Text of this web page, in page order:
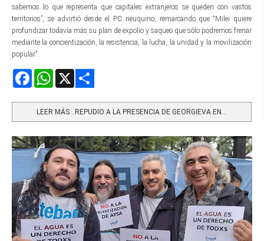
sabemos lo que representa que capitales extranjeros se queden con vastos
territorios”, se advirtió desde el PC neuquino, remarcando que “Milei quiere
profundizar todavía más su plan de expolio y saqueo que sólo podremos frenar
mediante la concientización, la resistencia, la lucha, la unidad y la movilización
popular”.
FacebookWhatsApp
LEER MÁS…REPUDIO A LA PRESENCIA DE GEORGIEVA EN...